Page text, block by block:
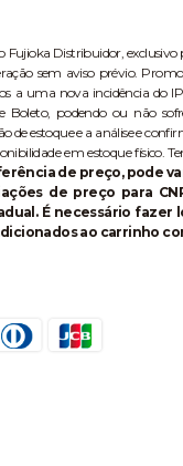
Fujioka Distribuidor,
sem aviso prévio.
a uma nova incidência do
podendo ou não
de estoque e a análise e
em estoque físico.
de preço, pode
de preço para
É necessário
ao carrinho